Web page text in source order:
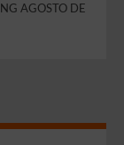
AGOSTO DE